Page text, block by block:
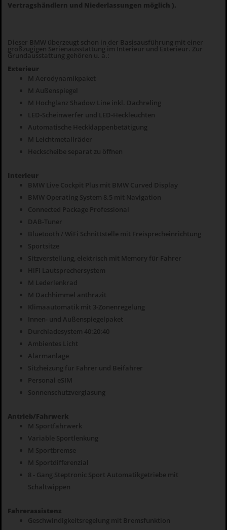
Vertragshändlern und Niederlassungen möglich ).
Dieser BMW überzeugt schon in der Basisausführung mit einer
großzügigen Serienausstattung im Interieur und Exterieur. Zur
Grundausstattung gehören u. a.:
Exterieur
M Aerodynamikpaket
M Außenspiegel
M Hochglanz Shadow Line inkl. Dachreling
LED-Scheinwerfer und LED-Heckleuchten
Automatische Heckklappenbetätigung
M Leichtmetallräder
Heckscheibe separat zu öffnen
Interieur
BMW Live Cockpit Plus mit BMW Curved Display
BMW Operating System 8.5 mit Navigation
Connected Package Professional
DAB-Tuner
Bluetooth / WiFi Schnittstelle mit Freisprecheinrichtung
Sportsitze
Sitzverstellung, elektrisch mit Memory für Fahrer
HiFi Lautsprechersystem
M Lederlenkrad
M Dachhimmel anthrazit
Klimaautomatik mit 3-Zonenregelung
Innen- und Außenspiegelpaket
Durchladesystem 40:20:40
Ambientes Licht
Alarmanlage
Sitzheizung für Fahrer und Beifahrer
Personal eSIM
Sonnenschutzverglasung
Antrieb/Fahrwerk
M Sportfahrwerk
Variable Sportlenkung
M Sportbremse
M Sportdifferenzial
8 - Gang Steptronic Sport Automatikgetriebe mit
Schaltwippen
Fahrerassistenz
Geschwindigkeitsregelung mit Bremsfunktion